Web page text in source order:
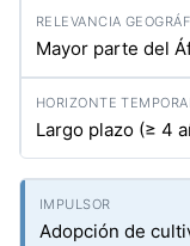
Mayor parte del
Largo plazo (≥ 4
Adopción de